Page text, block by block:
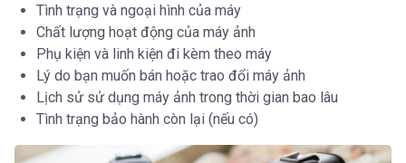
Tình trạng và ngoại hình của máy
Chất lượng hoạt động của máy ảnh
Phụ kiện và linh kiện đi kèm theo máy
Lý do bạn muốn bán hoặc trao đổi máy ảnh
Lịch sử sử dụng máy ảnh trong thời gian bao lâu
Tình trạng bảo hành còn lại (nếu có)